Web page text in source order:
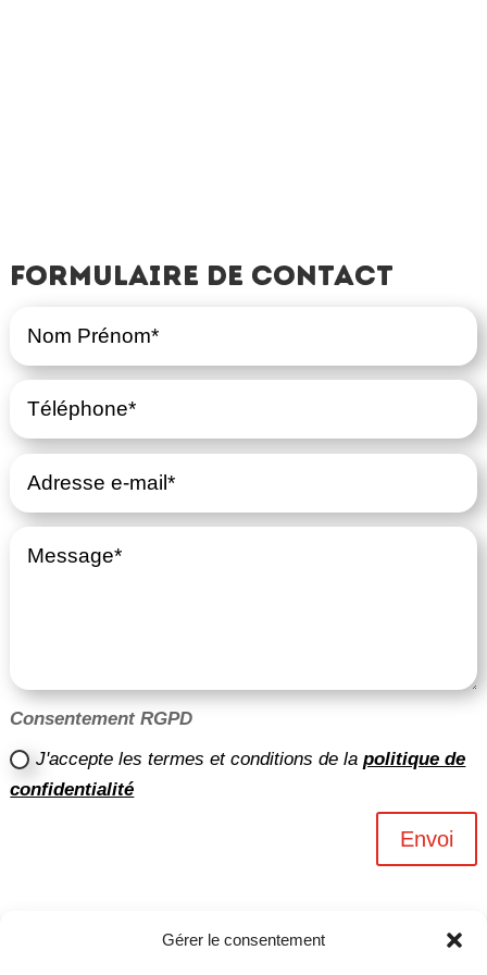
Gérer le consentement
Formulaire de contact
Consentement RGPD
J'accepte les termes et conditions de lapolitique de
confidentialité
Envoi